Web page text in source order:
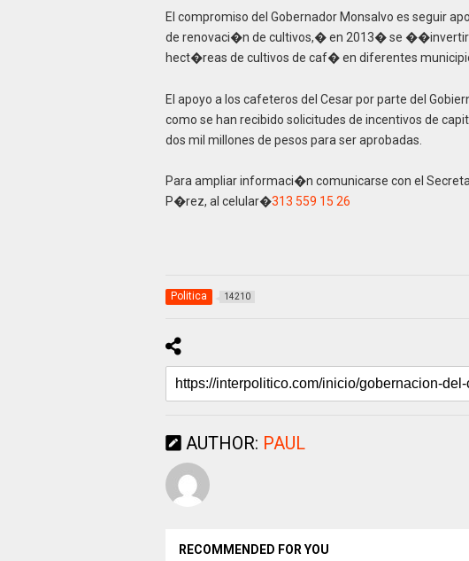
El compromiso del Gobernador Monsalvo es seguir
de renovaci�n de cultivos,� en 2013� se
hect�reas de cultivos de caf� en diferentes
El apoyo a los cafeteros del Cesar por parte del
como se han recibido solicitudes de incentivos de
dos mil millones de pesos para ser aprobadas.
Para ampliar informaci�n comunicarse con el
P�rez, al celular�313 559 15 26
Politica 14210
AUTHOR: PAUL
RECOMMENDED FOR YOU